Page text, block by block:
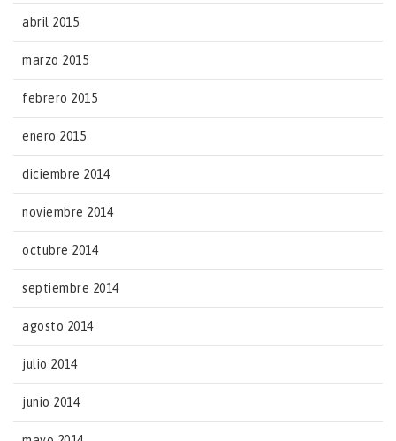
abril 2015
marzo 2015
febrero 2015
enero 2015
diciembre 2014
noviembre 2014
octubre 2014
septiembre 2014
agosto 2014
julio 2014
junio 2014